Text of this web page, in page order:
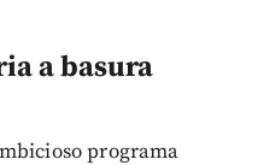
a basura
programa